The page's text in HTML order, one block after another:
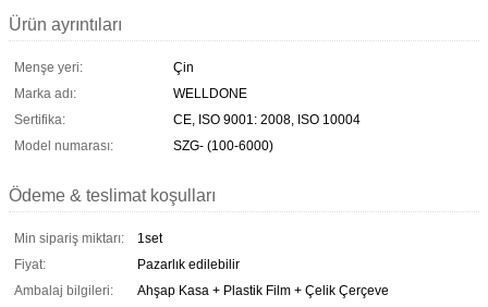
Ürün ayrıntıları
Menşe yeri:
Çin
Marka adı:
WELLDONE
Sertifika:
CE, ISO 9001: 2008, ISO 10004
Model numarası:
SZG- (100-6000)
Ödeme & teslimat koşulları
Min sipariş miktarı:
1set
Fiyat:
Pazarlık edilebilir
Ambalaj bilgileri:
Ahşap Kasa + Plastik Film + Çelik Çerçeve